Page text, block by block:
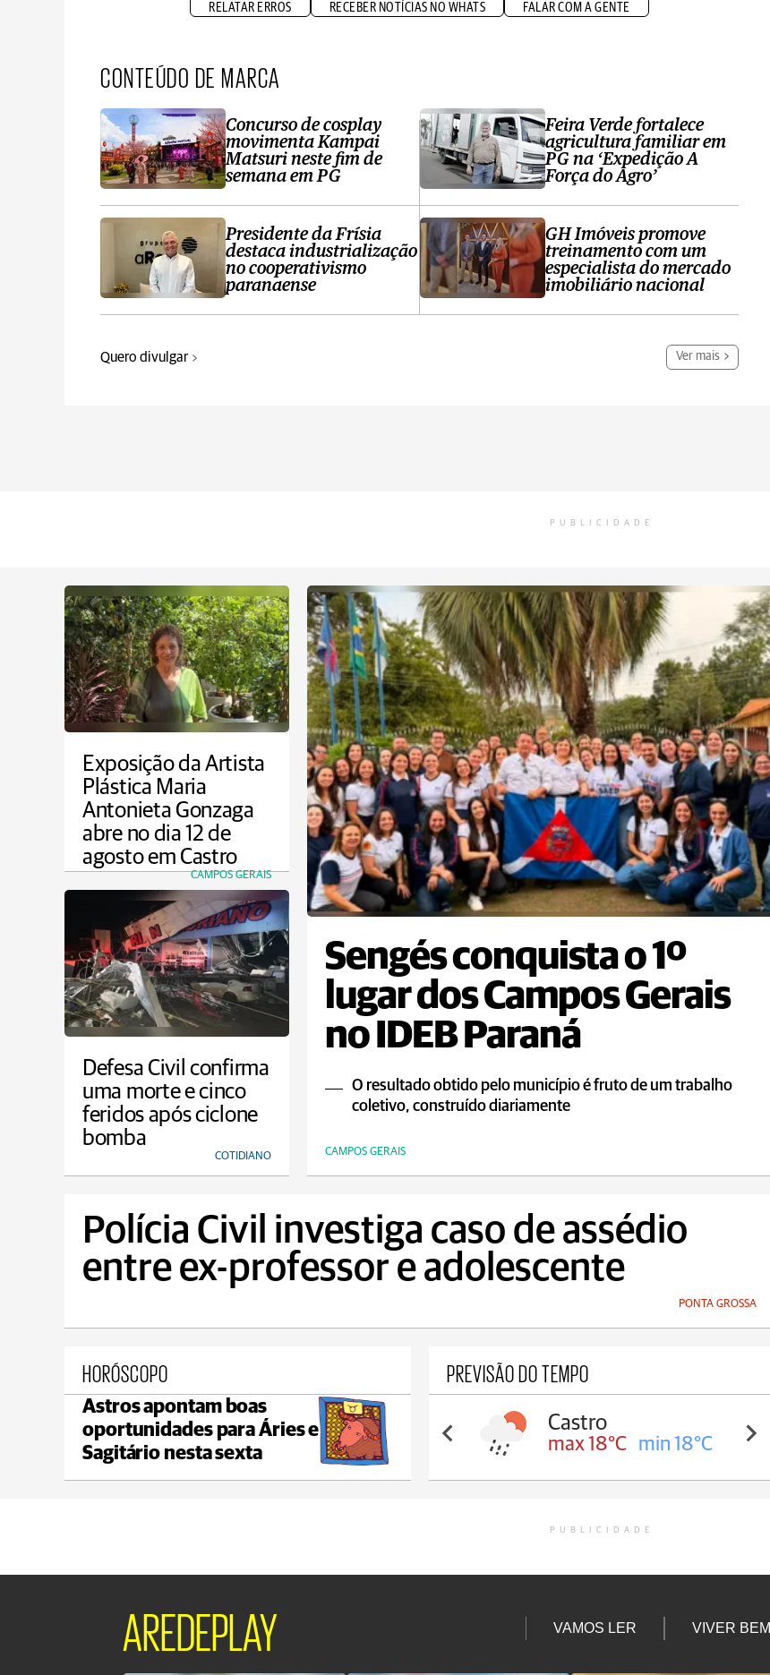
RELATAR ERROS RECEBER NOTÍCIAS NO WHATS FALAR COM A GENTE
CONTEÚDO DE MARCA
Concurso de cosplay
movimenta Kampai
Matsuri neste fim de
semana em PG
Presidente da Frísia
destaca industrialização
no cooperativismo
paranaense
Feira Verde fortalece
agricultura familiar em
PG na ‘Expedição A
Força do Agro’
GH Imóveis promove
treinamento com um
especialista do mercado
imobiliário nacional
Quero divulgar Ver mais
PUBLICIDADE
Exposição da Artista
Plástica Maria
Antonieta Gonzaga
abre no dia 12 de
agosto em Castro
CAMPOS GERAIS
Sengés conquista o 1º
lugar dos Campos Gerais
no IDEB Paraná
O resultado obtido pelo município é fruto de um trabalho
coletivo, construído diariamente
CAMPOS GERAIS
Defesa Civil confirma
uma morte e cinco
feridos após ciclone
bomba
COTIDIANO
Polícia Civil investiga caso de assédio
entre ex-professor e adolescente
PONTA GROSSA
HORÓSCOPO
Astros apontam boas
oportunidades para Áries e
Sagitário nesta sexta
PREVISÃO DO TEMPO
Castro
max 18°C min 18°C
Carambeí
max 18°C min 17°C
PUBLICIDADE
AREDEPLAY VAMOS LER VIVER BEM